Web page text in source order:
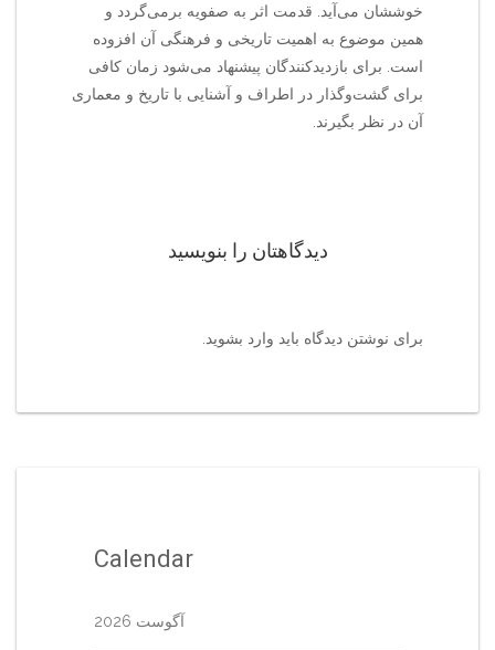
خوششان می‌آید. قدمت اثر به صفویه برمی‌گردد و
همین موضوع به اهمیت تاریخی و فرهنگی آن افزوده
است. برای بازدیدکنندگان پیشنهاد می‌شود زمان کافی
برای گشت‌وگذار در اطراف و آشنایی با تاریخ و معماری
آن در نظر بگیرند.
دیدگاهتان را بنویسید
برای نوشتن دیدگاه باید وارد بشوید
Calendar
آگوست 2026